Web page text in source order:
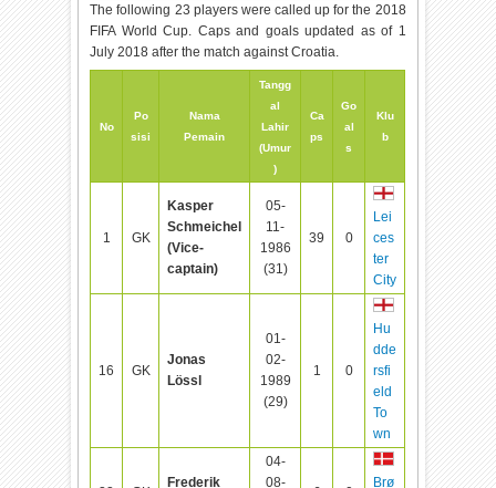
The following 23 players were called up for the 2018
FIFA World Cup. Caps and goals updated as of 1
July 2018 after the match against Croatia.
No
Po
sisi
Nama
Pemain
Tangg
al
Lahir
(Umur
)
Ca
ps
Go
al
s
Klu
b
1 GK
Kasper
Schmeichel
(Vice-
captain)
05-
11-
1986
(31)
39 0
Lei
ces
ter
City
16 GK
Jonas
Lössl
01-
02-
1989
(29)
1 0
Hu
dde
rsfi
eld
To
wn
Frederik
04-
08-
Brø